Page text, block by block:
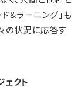
＆ラーニング」も
の状況に応答す
ェクト